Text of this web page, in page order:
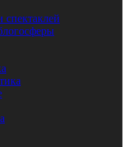
спектаклей